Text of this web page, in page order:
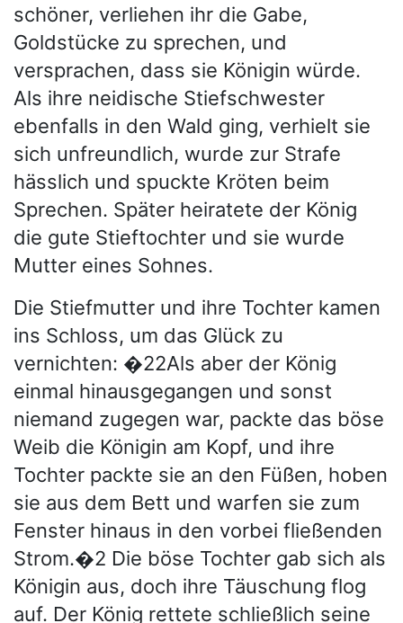
schöner, verliehen ihr die Gabe,
Goldstücke zu sprechen, und
versprachen, dass sie Königin würde.
Als ihre neidische Stiefschwester
ebenfalls in den Wald ging, verhielt sie
sich unfreundlich, wurde zur Strafe
hässlich und spuckte Kröten beim
Sprechen. Später heiratete der König
die gute Stieftochter und sie wurde
Mutter eines Sohnes.
Die Stiefmutter und ihre Tochter kamen
ins Schloss, um das Glück zu
vernichten: �22Als aber der König
einmal hinausgegangen und sonst
niemand zugegen war, packte das böse
Weib die Königin am Kopf, und ihre
Tochter packte sie an den Füßen, hoben
sie aus dem Bett und warfen sie zum
Fenster hinaus in den vorbei fließenden
Strom.�2 Die böse Tochter gab sich als
Königin aus, doch ihre Täuschung flog
auf. Der König rettete schließlich seine